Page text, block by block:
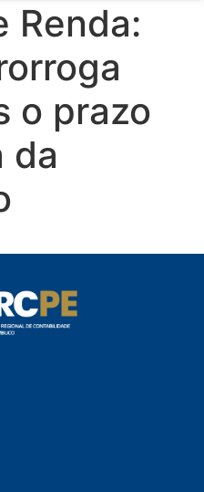
Renda:
o prazo
da